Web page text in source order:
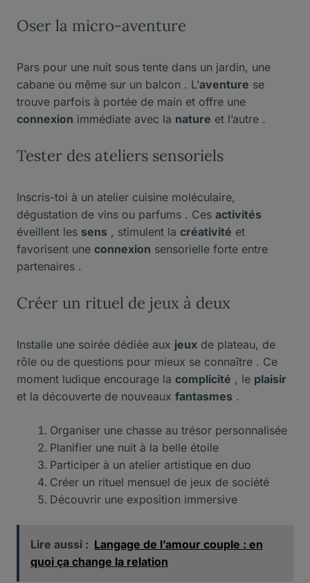
Oser la micro-aventure
Pars pour une nuit sous tente dans un jardin, une
cabane ou même sur un balcon . L’aventure se
trouve parfois à portée de main et offre une
connexion immédiate avec la nature et l’autre .
Tester des ateliers sensoriels
Inscris-toi à un atelier cuisine moléculaire,
dégustation de vins ou parfums . Ces activités
éveillent les sens , stimulent la créativité et
favorisent une connexion sensorielle forte entre
partenaires .
Créer un rituel de jeux à deux
Installe une soirée dédiée aux jeux de plateau, de
rôle ou de questions pour mieux se connaître . Ce
moment ludique encourage la complicité , le plaisir
et la découverte de nouveaux fantasmes .
Organiser une chasse au trésor personnalisée
Planifier une nuit à la belle étoile
Participer à un atelier artistique en duo
Créer un rituel mensuel de jeux de société
Découvrir une exposition immersive
Lire aussi : Langage de l’amour couple : en
quoi ça change la relation